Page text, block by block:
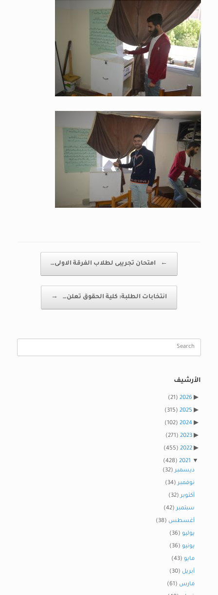
← امتحان تجريبى لطلاب الفرقة الاولى…
انتخابات الطلبة: كلية الحقوق تعلن… →
Search
الأرشيف
2026
(21)
2025
(315)
2024
(102)
2023
(271)
2022
(455)
2021
(428)
ديسمبر(32)
نوفمبر(34)
أكتوبر(32)
سبتمبر(42)
أغسطس (38)
يوليو (36)
يونيو (36)
مايو (43)
أبريل (30)
مارس (61)